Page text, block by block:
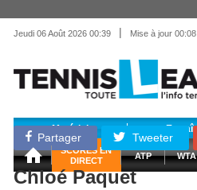
Jeudi 06 Août 2026 00:39 | Mise à jour 00:08
Matériel
SCORES EN
DIRECT
ATP WTA
Partager Tweeter
Chloé Paquet